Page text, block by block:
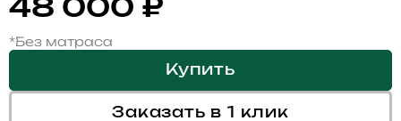
48 000 ₽
*Без матраса
Купить
Заказать в 1 клик